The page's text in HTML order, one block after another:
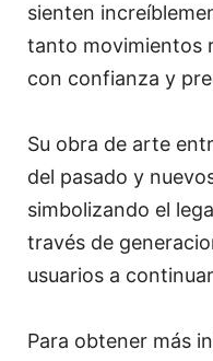
sienten
tanto movimientos
con confianza y
Su obra de arte
del pasado y
simbolizando el
través de
usuarios a
Para obtener más